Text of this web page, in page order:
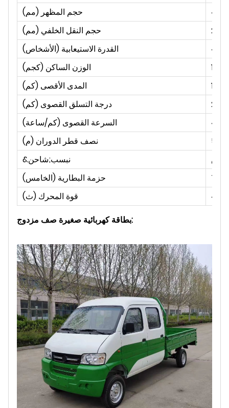
حجم المظهر (مم)
حجم النقل الخلفي (مم)
القدرة الاستيعابية (الأشخاص)
4
الوزن الساكن (كجم)
المدى الأقصى (كم)
درجة التسلق القصوى (كم)
السرعة القصوى (كم/ساعة)
45-
نصف قطر الدوران (م)
5.2
&نبسب;شاحن
حزمة البطارية (الخامس)
قوة المحرك (ث)
بطاقة كهربائية صغيرة صف مزدوج: